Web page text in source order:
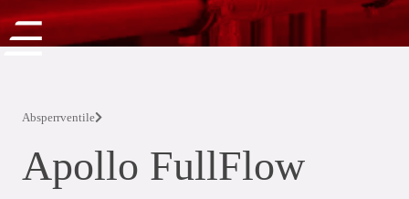
Absperrventile
Apollo FullFlow